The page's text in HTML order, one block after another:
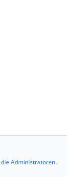
die Administratoren.